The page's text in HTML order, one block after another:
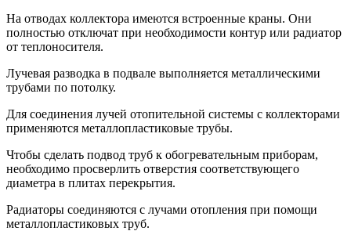
На отводах коллектора имеются встроенные краны. Они
полностью отключат при необходимости контур или радиатор
от теплоносителя.
Лучевая разводка в подвале выполняется металлическими
трубами по потолку.
Для соединения лучей отопительной системы с коллекторами
применяются металлопластиковые трубы.
Чтобы сделать подвод труб к обогревательным приборам,
необходимо просверлить отверстия соответствующего
диаметра в плитах перекрытия.
Радиаторы соединяются с лучами отопления при помощи
металлопластиковых труб.